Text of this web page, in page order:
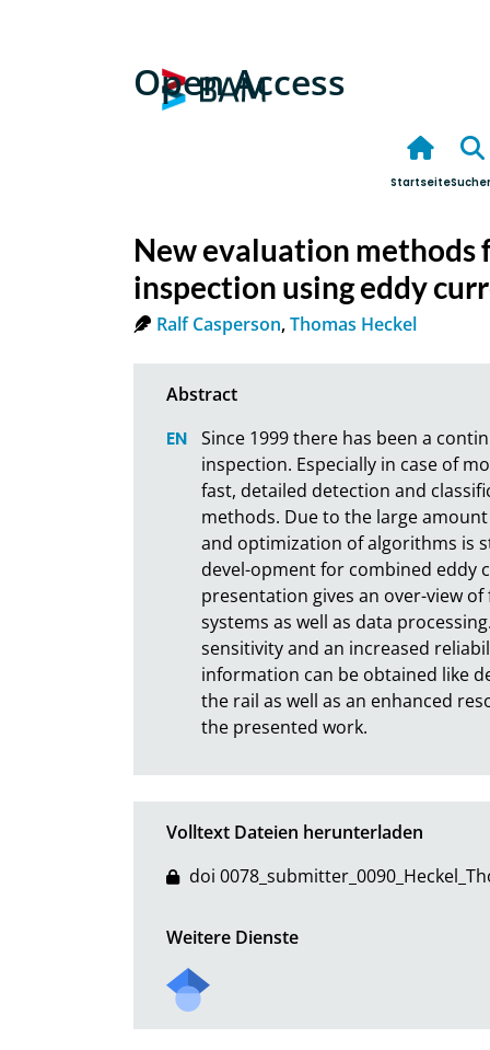
Open Access
Startseite
New evaluation
inspection using eddy
Ralf Casperson,Thomas Heckel
Since 1999 there has been a
inspection. Especially in case of
fast, detailed detection and
methods. Due to the large
and optimization of algorithms is
devel-opment for combined eddy
presentation gives an over-view
systems as well as data
sensitivity and an increased
information can be obtained like
the rail as well as an enhanced
the presented work.
Volltext Dateien herunterladen
doi
Weitere Dienste